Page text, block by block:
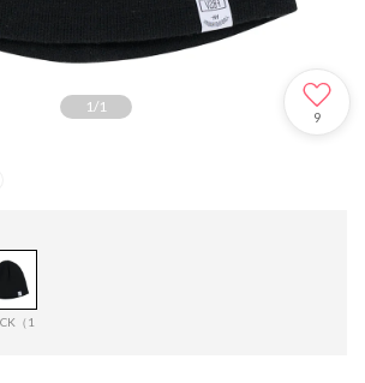
1/1
9
（1